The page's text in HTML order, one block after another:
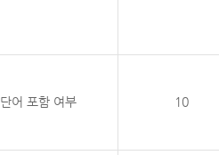
단어 포함 여부 10